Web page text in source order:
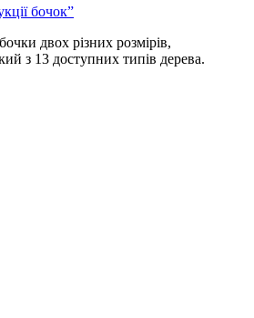
бочок”
двох різних розмірів,
з 13 доступних типів дерева.